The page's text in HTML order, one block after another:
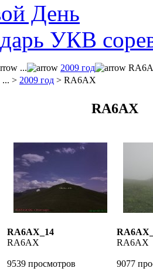
День
УКВ
... 2009 год
... > 2009 год > RA6AX
RA6AX
RA6AX_14
RA6AX
9539 просмотров
RA6AX
9077